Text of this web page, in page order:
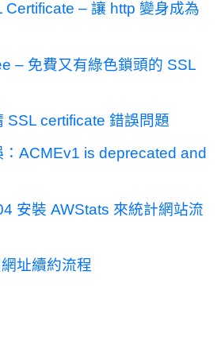
Certificate – 讓 http 變身成為
– 免費又有綠色鎖頭的 SSL
SSL certificate 錯誤問題
：ACMEv1 is deprecated and
安裝 AWStats 來統計網站流
址續約流程